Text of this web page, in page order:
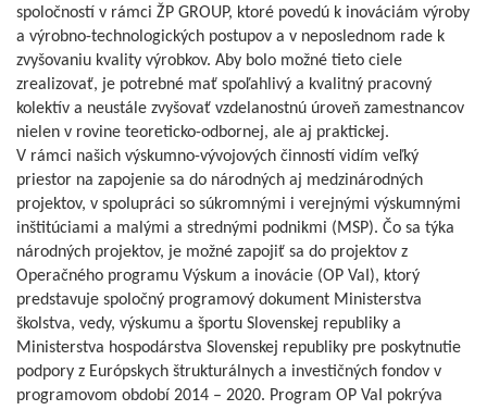
spoločností v rámci ŽP GROUP, ktoré povedú k inováciám výroby
a výrobno-technologických postupov a v neposlednom rade k
zvyšovaniu kvality výrobkov. Aby bolo možné tieto ciele
zrealizovať, je potrebné mať spoľahlivý a kvalitný pracovný
kolektív a neustále zvyšovať vzdelanostnú úroveň zamestnancov
nielen v rovine teoreticko-odbornej, ale aj praktickej.
V rámci našich výskumno-vývojových činností vidím veľký
priestor na zapojenie sa do národných aj medzinárodných
projektov, v spolupráci so súkromnými i verejnými výskumnými
inštitúciami a malými a strednými podnikmi (MSP). Čo sa týka
národných projektov, je možné zapojiť sa do projektov z
Operačného programu Výskum a inovácie (OP VaI), ktorý
predstavuje spoločný programový dokument Ministerstva
školstva, vedy, výskumu a športu Slovenskej republiky a
Ministerstva hospodárstva Slovenskej republiky pre poskytnutie
podpory z Európskych štrukturálnych a investičných fondov v
programovom období 2014 – 2020. Program OP VaI pokrýva